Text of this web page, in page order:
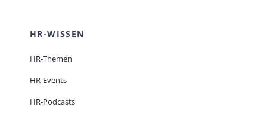
HR-WISSEN
HR-Themen
HR-Events
HR-Podcasts